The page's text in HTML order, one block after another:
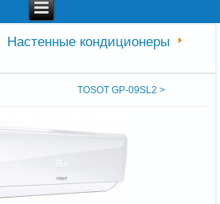
Настенные кондиционеры
TOSOT GP-09SL2 >